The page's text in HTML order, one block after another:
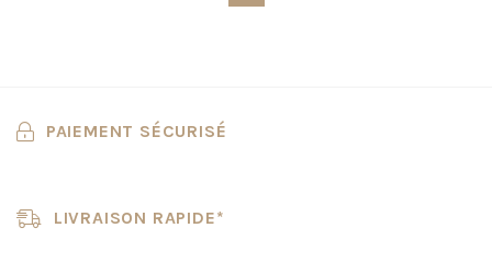
PAIEMENT SÉCURISÉ
LIVRAISON RAPIDE*